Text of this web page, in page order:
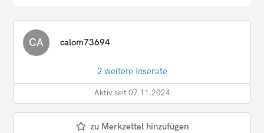
CA calom73694
2 weitere Inserate
Aktiv seit 07.11.2024
zu Merkzettel hinzufügen